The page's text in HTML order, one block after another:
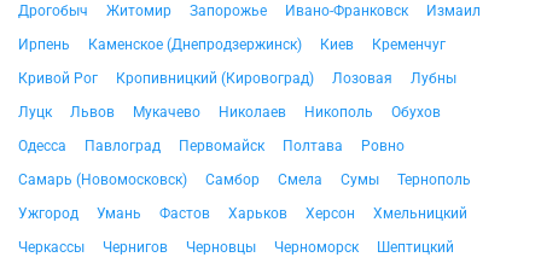
Дрогобыч
Житомир Запорожье Ивано-Франковск
Измаил
Ирпень
Каменское (Днепродзержинск) Киев
Кременчуг
Кривой Рог
Кропивницкий (Кировоград) Лозовая
Лубны
Луцк
Львов Мукачево Николаев Никополь
Обухов
Одесса
Павлоград Первомайск Полтава
Ровно
Самарь (Новомосковск)
Самбор Смела Сумы
Тернополь
Ужгород
Умань Фастов Харьков Херсон
Хмельницкий
Черкассы
Чернигов Черновцы Черноморск Шептицкий